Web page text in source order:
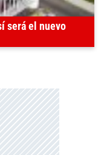
será el nuevo